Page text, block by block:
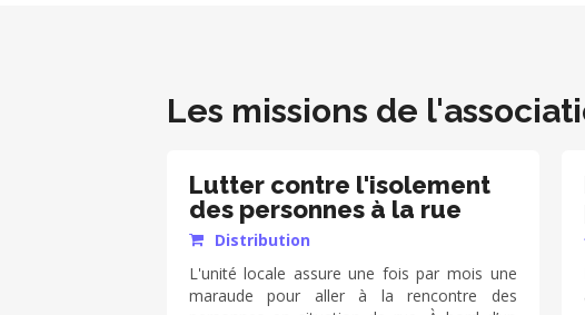
Les missions de
Lutter contre l'isolement
des personnes à la rue
Distribution
L'unité locale assure une fois par mois une
maraude pour aller à la rencontre des